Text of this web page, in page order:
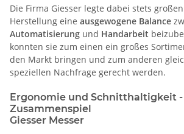
Die Firma Giesser legte dabei stets
Herstellung eine ausgewogene Balance
Automatisierung und Handarbeit
konnten sie zum einen ein großes
den Markt bringen und zum anderen
speziellen Nachfrage gerecht werden.
Ergonomie und Schnitthaltigkeit -
Zusammenspiel
Giesser Messer